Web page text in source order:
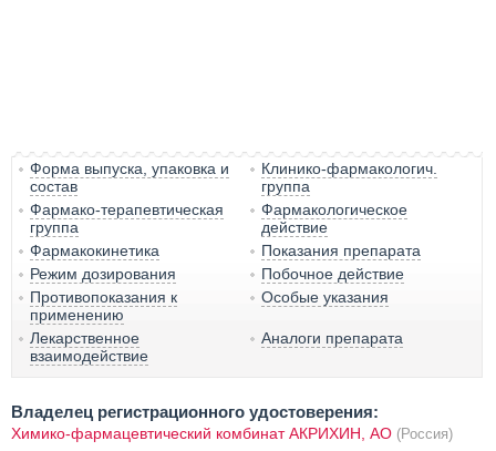
Форма выпуска, упаковка и
состав
Клинико-фармакологич.
группа
Фармако-терапевтическая
группа
Фармакологическое
действие
Фармакокинетика
Показания препарата
Режим дозирования
Побочное действие
Противопоказания к
применению
Особые указания
Лекарственное
взаимодействие
Аналоги препарата
Владелец регистрационного удостоверения:
Химико-фармацевтический комбинат АКРИХИН, АО (Россия)